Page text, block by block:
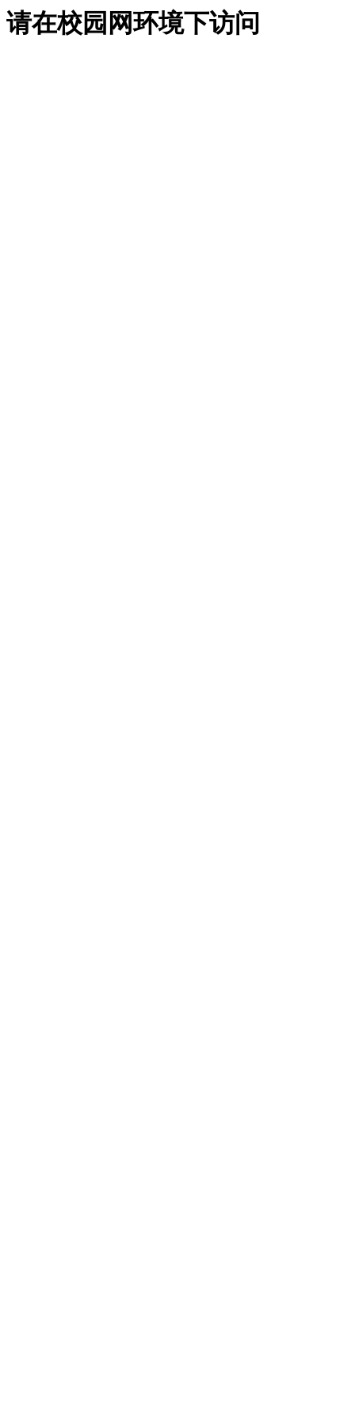
请在校园网环境下访问